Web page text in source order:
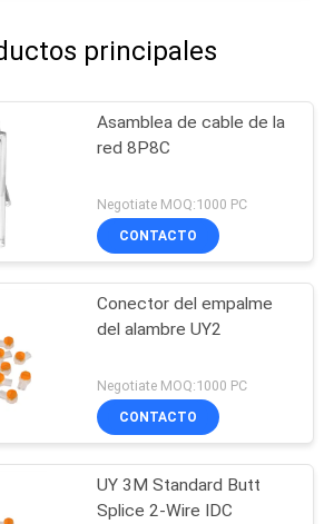
principales
Asamblea de cable de la
red 8P8C
Negotiate MOQ:1000 PC
CONTACTO
Conector del empalme
del alambre UY2
Negotiate MOQ:1000 PC
CONTACTO
UY 3M Standard Butt
Splice 2-Wire IDC